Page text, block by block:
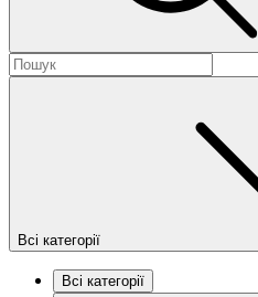
Всі категорії
Всі категорії